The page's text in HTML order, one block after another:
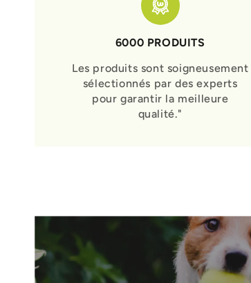
6000 PRODUITS
Les produits sont soigneusement
sélectionnés par des experts
pour garantir la meilleure
qualité."